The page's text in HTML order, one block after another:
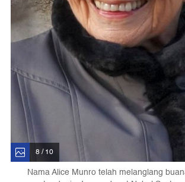
8 / 10
Nama Alice Munro telah melanglang